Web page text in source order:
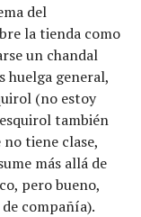
del
la tienda como
un chandal
huelga general,
(no estoy
también
tiene clase,
más allá de
pero bueno,
compañía).